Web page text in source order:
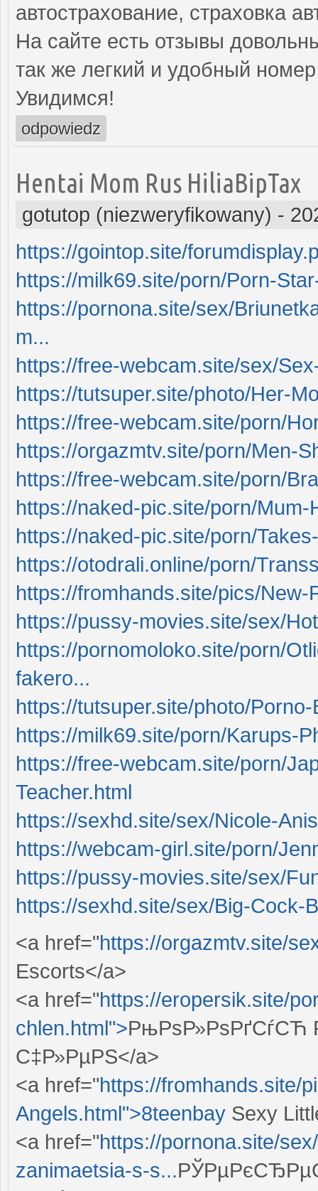
автострахование, страховка
На сайте есть отзывы
так же легкий и удобный
Увидимся!
odpowiedz
Hentai Mom Rus HiliaBipTax
gotutop (niezweryfikowany) -
https://gointop.site/
https://milk69.site/porn/Porn-
https://pornona.site/sex/
m...
https://free-webcam.site/sex/
https://tutsuper.site/photo/Her-
https://free-webcam.site/porn/
https://orgazmtv.site/porn/Men-
https://free-webcam.site/porn/
https://naked-pic.site/porn/
https://naked-pic.site/porn/
https://otodrali.online/porn/
https://fromhands.site/pics/New-
https://pussy-movies.site/sex/
https://pornomoloko.site/porn/
fakero...
https://tutsuper.site/photo/
https://milk69.site/porn/Karups-
https://free-webcam.site/porn/
Teacher.html
https://sexhd.site/sex/Nicole-
https://webcam-girl.site/porn/
https://pussy-movies.site/sex/
https://sexhd.site/sex/Big-Cock-
<a href="https://orgazmtv.site/
Escorts</a>
<a href="https://eropersik.site/
chlen.html">РњРѕР»РѕРґСѓСЋ
С‡Р»РµРЅ</a>
<a href="https://fromhands.site/
Angels.html">8teenbay Sexy
<a href="https://pornona.site/
zanimaetsia-s-s...